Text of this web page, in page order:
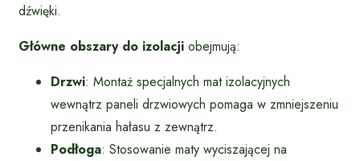
dźwięki.
Główne obszary do izolacji obejmują:
Drzwi: Montaż specjalnych mat izolacyjnych
wewnątrz paneli drzwiowych pomaga w zmniejszeniu
przenikania hałasu z zewnątrz.
Podłoga: Stosowanie maty wyciszającej na